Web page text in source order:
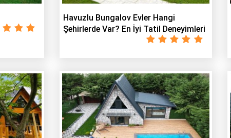
Havuzlu Bungalov Evler Hangi
Şehirlerde Var? En İyi Tatil Deneyimleri